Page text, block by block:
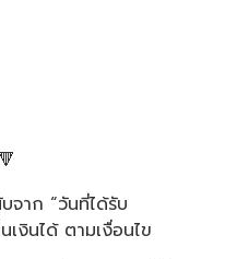
จาก “วันที่ได้รับ
งินได้ ตามเงื่อนไข